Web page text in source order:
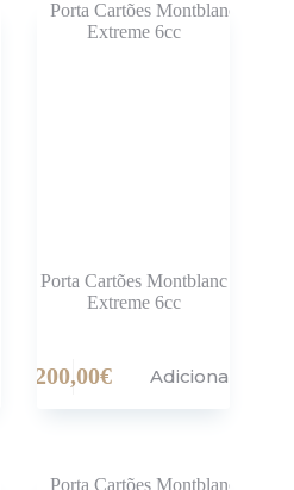
Porta Cartões Montblanc
Extreme 6cc
200,00€ Adicionar